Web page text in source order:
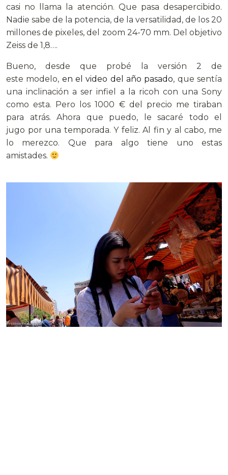
casi no llama la atención. Que pasa desapercibido.
Nadie sabe de la potencia, de la versatilidad, de los 20
millones de pixeles, del zoom 24-70 mm. Del objetivo
Zeiss de 1,8….
Bueno, desde que probé la versión 2 de
este modelo, en el video del año pasado, que sentía
una inclinación a ser infiel a la ricoh con una Sony
como esta. Pero los 1000 € del precio me tiraban
para atrás. Ahora que puedo, le sacaré todo el
jugo por una temporada. Y feliz. Al fin y al cabo, me
lo merezco. Que para algo tiene uno estas
amistades.